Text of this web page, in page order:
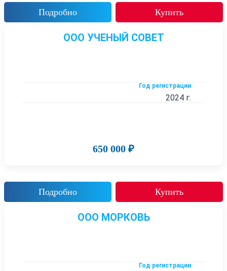
Подробно Купить
ООО УЧЕНЫЙ СОВЕТ
Год регистрации
2024 г.
650 000 ₽
Подробно Купить
ООО МОРКОВЬ
Год регистрации